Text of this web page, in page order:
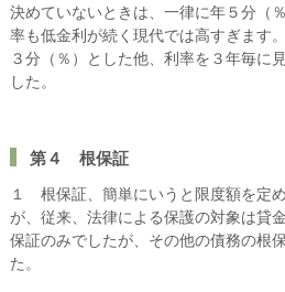
決めていないときは、一律に年５分（
率も低金利が続く現代では高すぎます
３分（％）とした他、利率を３年毎に
した。
第４ 根保証
１ 根保証、簡単にいうと限度額を定
が、従来、法律による保護の対象は貸
保証のみでしたが、その他の債務の根
た。